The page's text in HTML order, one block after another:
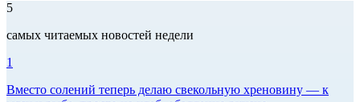
5
самых читаемых новостей недели
1
Вместо солений теперь делаю свекольную хреновину — к